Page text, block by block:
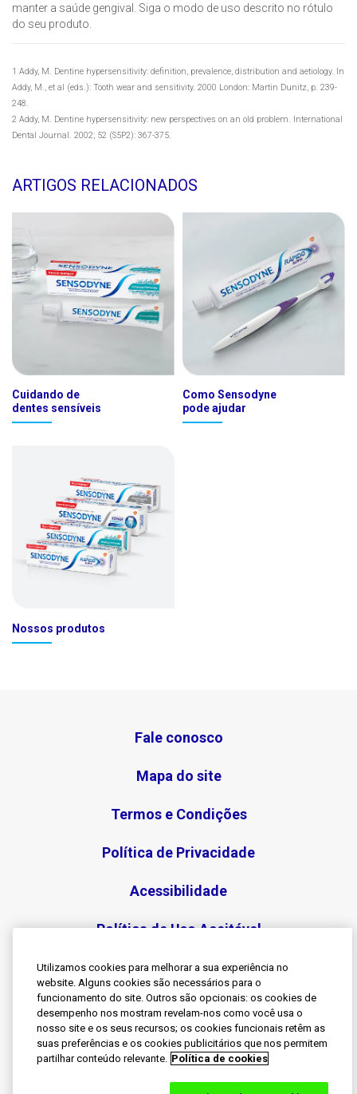
manter a saúde gengival. Siga o modo de uso descrito no rótulo
do seu produto.
1 Addy, M. Dentine hypersensitivity: definition, prevalence, distribution and aetiology. In
Addy, M., et al (eds.): Tooth wear and sensitivity. 2000 London: Martin Dunitz, p. 239-
248.
2 Addy, M. Dentine hypersensitivity: new perspectives on an old problem. International
Dental Journal. 2002; 52 (S5P2): 367-375.
ARTIGOS RELACIONADOS
Cuidando de
dentes sensíveis
Como Sensodyne
pode ajudar
Nossos produtos
Fale conosco
Mapa do site
Termos e Condições
Política de Privacidade
Acessibilidade
Política de Uso Aceitável
Siga-nos
direitos reservados. Sensodyne é uma marca
Utilizamos cookies para melhorar a sua experiência no
website. Alguns cookies são necessários para o
funcionamento do site. Outros são opcionais: os cookies de
desempenho nos mostram revelam-nos como você usa o
nosso site e os seus recursos; os cookies funcionais retêm as
suas preferências e os cookies publicitários que nos permitem
partilhar conteúdo relevante. Política de cookies